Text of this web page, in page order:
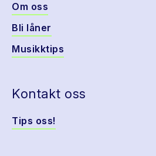
Om oss
Bli låner
Musikktips
Kontakt oss
Tips oss!